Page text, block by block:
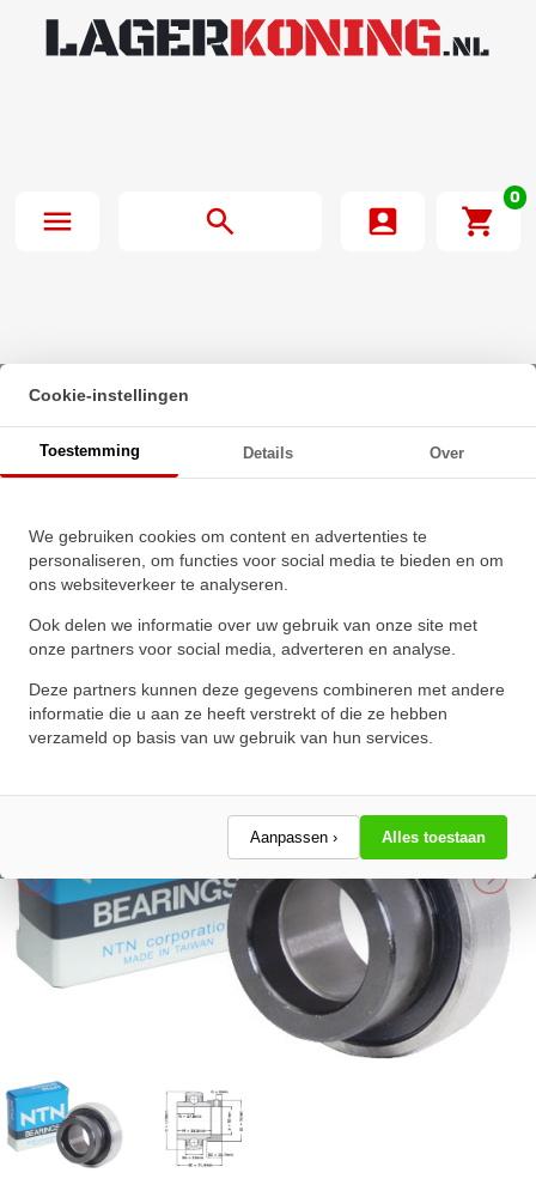
0
Beginpagina· NTN Insert Lager UEL211 D1 W3 (55mm)
Cookie-instellingen
Toestemming Details Over
We gebruiken cookies om content en advertenties te
personaliseren, om functies voor social media te bieden en om
ons websiteverkeer te analyseren.
Ook delen we informatie over uw gebruik van onze site met
onze partners voor social media, adverteren en analyse.
Deze partners kunnen deze gegevens combineren met andere
informatie die u aan ze heeft verstrekt of die ze hebben
verzameld op basis van uw gebruik van hun services.
Aanpassen › Alles toestaan
(55mm)
★★★★
★★★★
Schrijf een review!